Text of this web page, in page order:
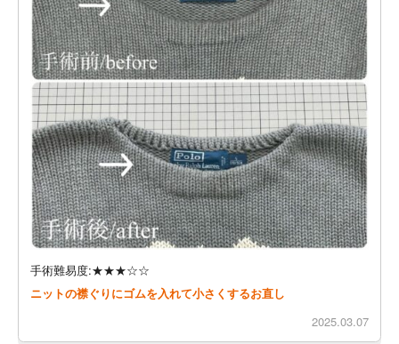
手術難易度:★★★☆☆
ニットの襟ぐりにゴムを入れて小さくするお直し
2025.03.07